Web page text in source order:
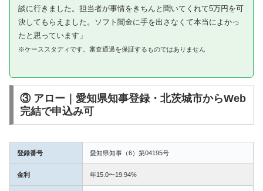
談に行きました。担当者が事情をきちんと聞いてくれて5万円を可
決してもらえました。ソフト闇金に手を出さなくて本当によかっ
たと思っています」
※ケーススタディです。審査通過を保証するものではありません
③ アロー｜愛知県知事登録・北茨城市からWeb
完結で申込み可
登録番号 愛知県知事（6）第04195号
金利 年15.0〜19.94%